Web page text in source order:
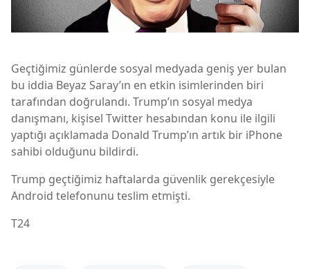
Geçtiğimiz günlerde sosyal medyada geniş yer bulan
bu iddia Beyaz Saray’ın en etkin isimlerinden biri
tarafından doğrulandı. Trump’ın sosyal medya
danışmanı, kişisel Twitter hesabından konu ile ilgili
yaptığı açıklamada Donald Trump’ın artık bir iPhone
sahibi olduğunu bildirdi.
Trump geçtiğimiz haftalarda güvenlik gerekçesiyle
Android telefonunu teslim etmişti.
T24